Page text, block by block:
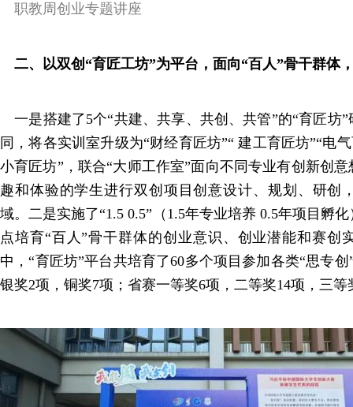
职教周创业专题讲座
二、以双创“育匠工坊”为平台，面向“百人”骨干群体
一是搭建了5个“共建、共享、共创、共管”的“育匠坊
同，将各实训室升级为“财经育匠坊”“ 建工育匠坊”“电
小育匠坊”，联合“大师工作室”面向不同专业有创新创
趣和体验的学生进行双创项目创意设计、规划、研创
域。二是实施了“1.5 0.5”（1.5年专业培养 0.5年项目孵
点培育“百人”骨干群体的创业意识、创业潜能和赛创
中，“育匠坊”平台共培育了60多个项目参加各类“思专
银奖2项，铜奖7项；省赛一等奖6项，二等奖14项，三等